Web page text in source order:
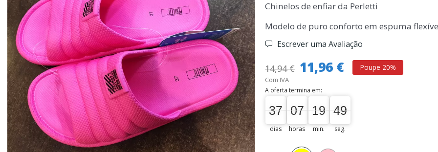
Chinelos de enfiar da Perletti
Modelo de puro conforto em espuma
Escrever uma Avaliação
14,94 € 11,96 € Poupe 20%
Com IVA
A oferta termina em:
37
37
00
dias
07
07
00
horas
19
19
00
min.
48
48
49
seg.